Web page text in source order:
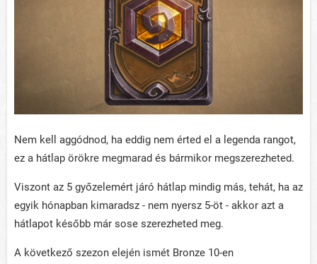
Nem kell aggódnod, ha eddig nem érted el a legenda rangot,
ez a hátlap örökre megmarad és bármikor megszerezheted.
Viszont az 5 győzelemért járó hátlap mindig más, tehát, ha az
egyik hónapban kimaradsz - nem nyersz 5-öt - akkor azt a
hátlapot később már sose szerezheted meg.
A következő szezon elején ismét Bronze 10-en